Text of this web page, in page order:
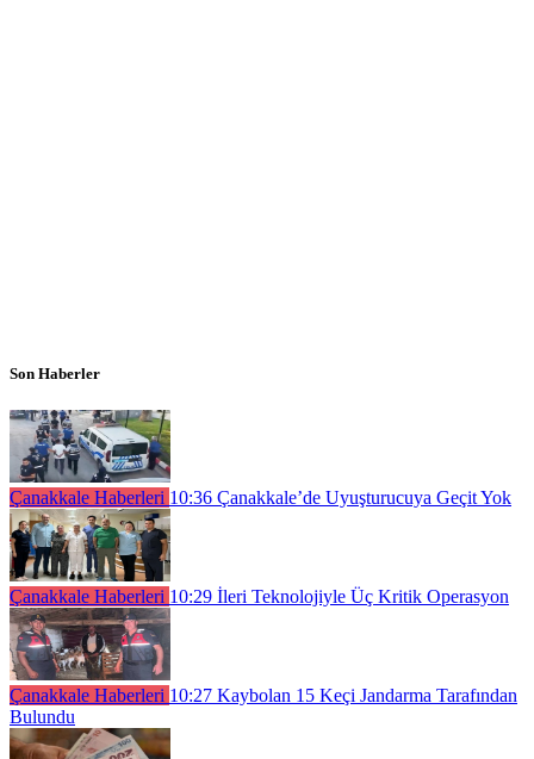
Son Haberler
Çanakkale Haberleri 10:36 Çanakkale’de Uyuşturucuya Geçit Yok
Çanakkale Haberleri 10:29 İleri Teknolojiyle Üç Kritik Operasyon
Çanakkale Haberleri 10:27 Kaybolan 15 Keçi Jandarma Tarafından
Bulundu